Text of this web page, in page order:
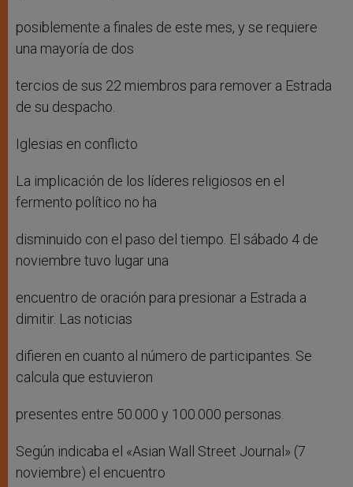
posiblemente a finales de este mes, y se requiere
una mayoría de dos
tercios de sus 22 miembros para remover a Estrada
de su despacho.
Iglesias en conflicto
La implicación de los líderes religiosos en el
fermento político no ha
disminuido con el paso del tiempo. El sábado 4 de
noviembre tuvo lugar una
encuentro de oración para presionar a Estrada a
dimitir. Las noticias
difieren en cuanto al número de participantes. Se
calcula que estuvieron
presentes entre 50.000 y 100.000 personas.
Según indicaba el «Asian Wall Street Journal» (7
noviembre) el encuentro